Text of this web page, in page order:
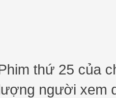
thứ 25 của
người xem